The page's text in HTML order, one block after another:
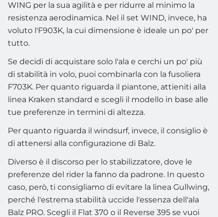
WING per la sua agilità e per ridurre al minimo la
resistenza aerodinamica. Nel il set WIND, invece, ha
voluto l'F903K, la cui dimensione è ideale un po' per
tutto.
Se decidi di acquistare solo l'ala e cerchi un po' più
di stabilità in volo, puoi combinarla con la fusoliera
F703K. Per quanto riguarda il piantone, attieniti alla
linea Kraken standard e scegli il modello in base alle
tue preferenze in termini di altezza.
Per quanto riguarda il windsurf, invece, il consiglio è
di attenersi alla configurazione di Balz.
Diverso è il discorso per lo stabilizzatore, dove le
preferenze del rider la fanno da padrone. In questo
caso, però, ti consigliamo di evitare la linea Gullwing,
perché l'estrema stabilità uccide l'essenza dell'ala
Balz PRO. Scegli il Flat 370 o il Reverse 395 se vuoi